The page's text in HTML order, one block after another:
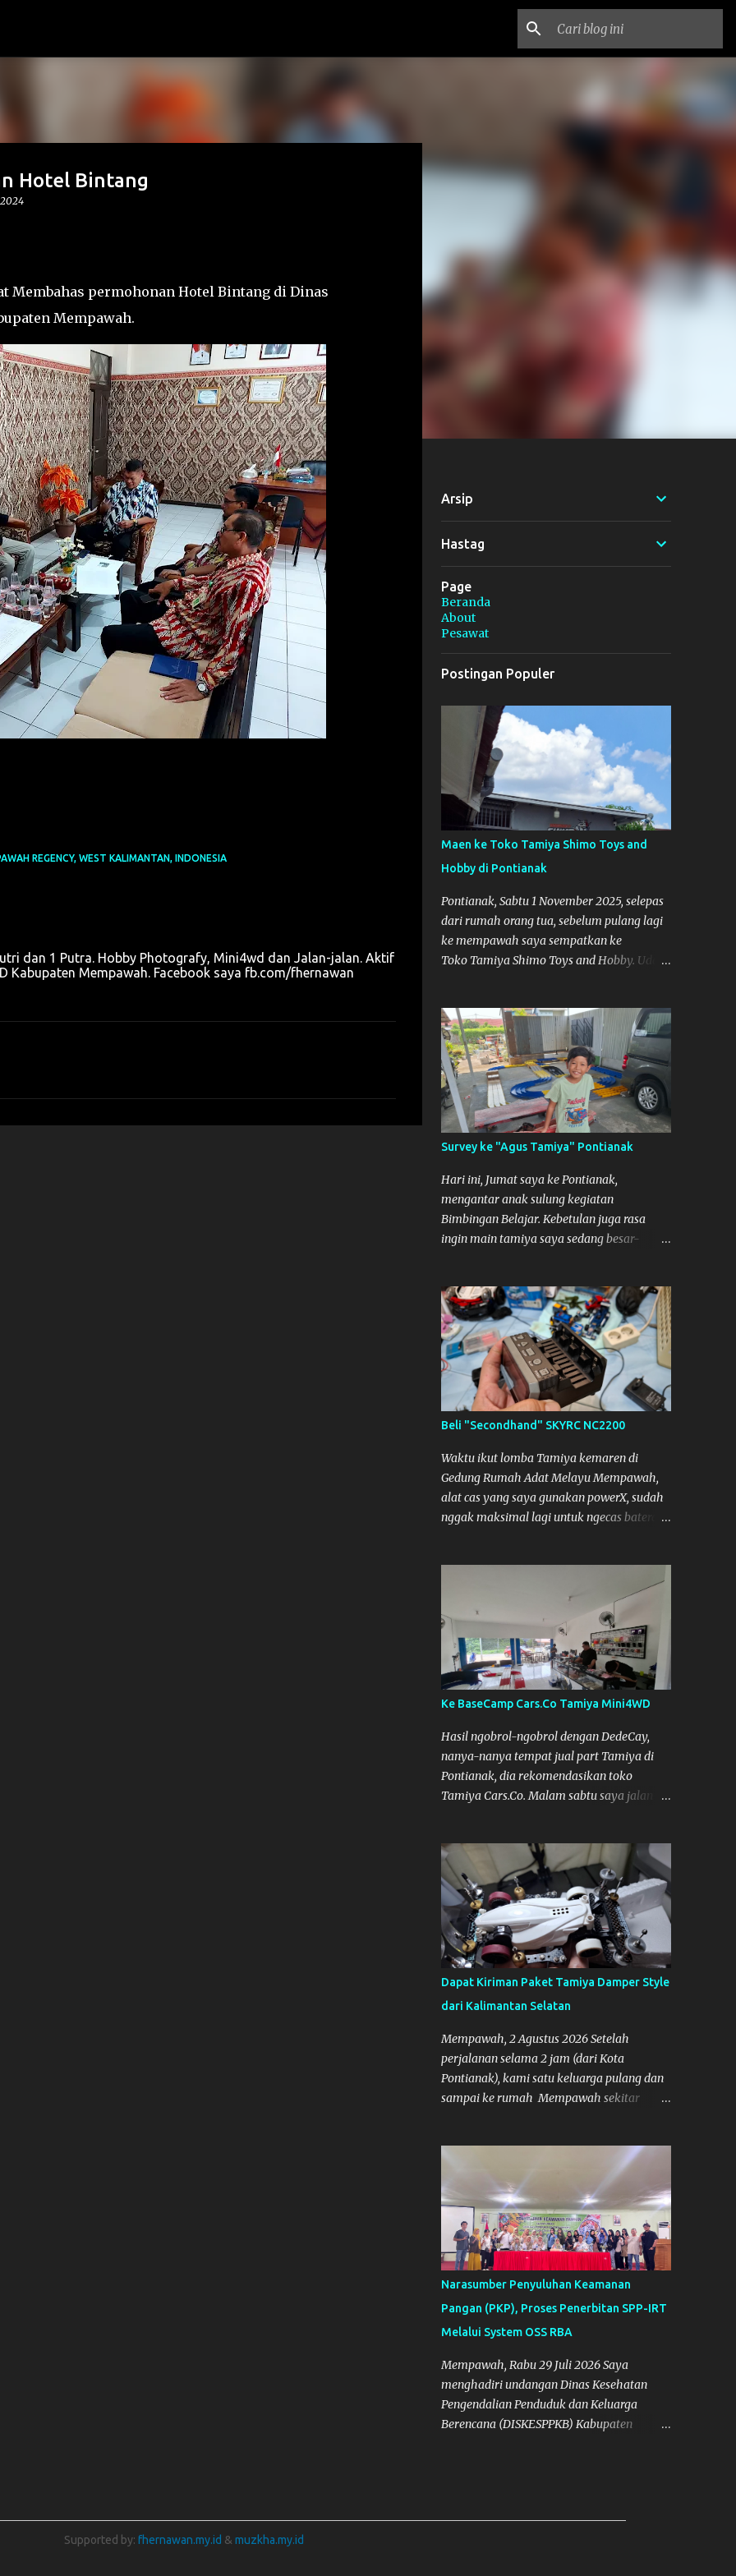
Hotel Bintang
Membahas permohonan Hotel Bintang di Dinas
Mempawah.
REGENCY, WEST KALIMANTAN, INDONESIA
dan 1 Putra. Hobby Photografy, Mini4wd dan Jalan-jalan. Aktif
Kabupaten Mempawah. Facebook saya fb.com/fhernawan
Arsip
Hastag
Page
Beranda
About
Pesawat
Postingan Populer
Maen ke Toko Tamiya Shimo Toys and
Hobby di Pontianak
Pontianak, Sabtu 1 November 2025, selepas
dari rumah orang tua, sebelum pulang lagi
ke mempawah saya sempatkan ke
Toko Tamiya Shimo Toys and Hobby. Udah
pengen tahu tempatnya. Datang dari
Mempawah kesini jam 12 lewat kalau ndak
salah., tokonya belum buka. kata ibu2
pemilik, bukanya di jam 1. Saya pulang dulu
ke rumah ortu di Sepakat, untuk istirahat.
So malamnya sebelum pulang ke
Mempawah saya sempatkan lagi kesini.
Saya belanja beberapa part disini. Untuk
Lokasi Tempat:
Survey ke "Agus Tamiya" Pontianak
Hari ini, Jumat saya ke Pontianak,
mengantar anak sulung kegiatan
Bimbingan Belajar. Kebetulan juga rasa
ingin main tamiya saya sedang besar-
Daripada bengong dan sambil nunggu anak
pulang, saya pikir enak kali ya main
Tamiya di Pontianak. Muzkha di Lokasi
Agus Tamiya
Beli "Secondhand" SKYRC NC2200
Waktu ikut lomba Tamiya kemaren di
Gedung Rumah Adat Melayu Mempawah,
alat cas yang saya gunakan powerX, sudah
nggak maksimal lagi untuk ngecas baterai.
pinjam SKYRC NC2200. Alat Cas yang kami
pinjam ini bagus, pengisian Baterainya bisa
lebih maksimal, mobil jadi lebih kencang.
SKYRC NC2200
Ke BaseCamp Cars.Co Tamiya Mini4WD
Hasil ngobrol-ngobrol dengan DedeCay,
nanya-nanya tempat jual part Tamiya di
Pontianak, dia rekomendasikan toko
Tamiya Cars.Co. Malam sabtu saya jalan
sore. Cars.Co Tamiya
Dapat Kiriman Paket Tamiya Damper Style
dari Kalimantan Selatan
Mempawah, 2 Agustus 2026 Setelah
perjalanan selama 2 jam (dari Kota
Pontianak), kami satu keluarga pulang dan
sampai ke rumah Mempawah sekitar
Kalimantan Selatan. Tamiya IDC
Narasumber Penyuluhan Keamanan
Pangan (PKP), Proses Penerbitan SPP-IRT
Melalui System OSS RBA
Mempawah, Rabu 29 Juli 2026 Saya
menghadiri undangan Dinas Kesehatan
Pengendalian Penduduk dan Keluarga
Berencana (DISKESPPKB) Kabupaten
Supported by: fhernawan.my.id & muzkha.my.id